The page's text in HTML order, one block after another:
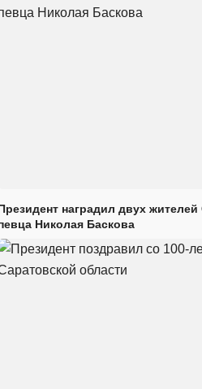
наградил двух
Николая Баскова